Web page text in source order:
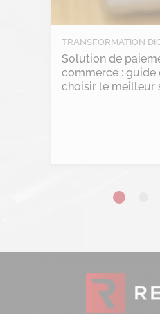
Project
TRANSFORMATION
Solution de
commerce :
choisir le meilleur